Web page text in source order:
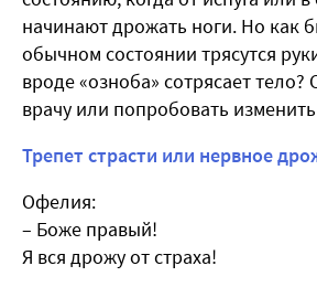
начинают дрожать ноги. Но как
обычном состоянии трясутся
вроде «озноба» сотрясает
врачу или попробовать
Трепет страсти или нервное
Офелия:
– Боже правый!
Я вся дрожу от страха!